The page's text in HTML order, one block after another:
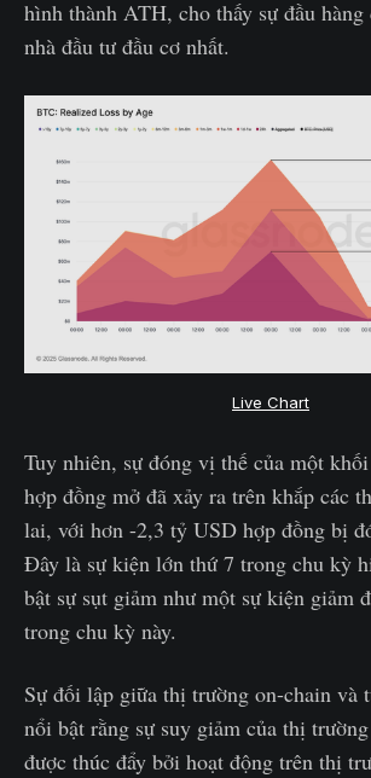
hình thành ATH, cho thấy sự đầu hàng
nhà đầu tư đầu cơ nhất.
Live Chart
Tuy nhiên, sự đóng vị thế của một
hợp đồng mở đã xảy ra trên khắp các
lai, với hơn -2,3 tỷ USD hợp đồng bị
Đây là sự kiện lớn thứ 7 trong chu kỳ
bật sự sụt giảm như một sự kiện giảm
trong chu kỳ này.
Sự đối lập giữa thị trường on-chain và
nổi bật rằng sự suy giảm của thị
được thúc đẩy bởi hoạt động trên thị